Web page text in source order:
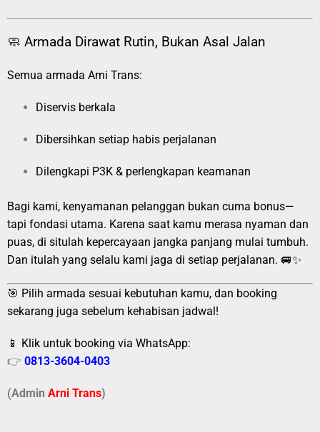
🧼 Armada Dirawat Rutin, Bukan Asal Jalan
Semua armada Arni Trans:
Diservis berkala
Dibersihkan setiap habis perjalanan
Dilengkapi P3K & perlengkapan keamanan
Bagi kami, kenyamanan pelanggan bukan cuma bonus—
tapi fondasi utama. Karena saat kamu merasa nyaman dan
puas, di situlah kepercayaan jangka panjang mulai tumbuh.
Dan itulah yang selalu kami jaga di setiap perjalanan. 🚐✨
🎯 Pilih armada sesuai kebutuhan kamu, dan booking
sekarang juga sebelum kehabisan jadwal!
📱 Klik untuk booking via WhatsApp:
👉 0813-3604-0403
(Admin Arni Trans)